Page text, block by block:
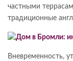
частными
традиционные
Вневременность,